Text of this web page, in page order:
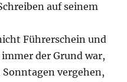
auf seinem
Führerschein und
immer der Grund war,
vergehen,